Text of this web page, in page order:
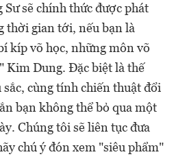
sẽ chính thức được phát
thời gian tới, nếu bạn là
kíp võ học, những môn võ
Kim Dung. Đặc biệt là thế
cùng tính chiến thuật đổi
bạn không thể bỏ qua một
Chúng tôi sẽ liên tục đưa
chú ý đón xem "siêu phẩm"